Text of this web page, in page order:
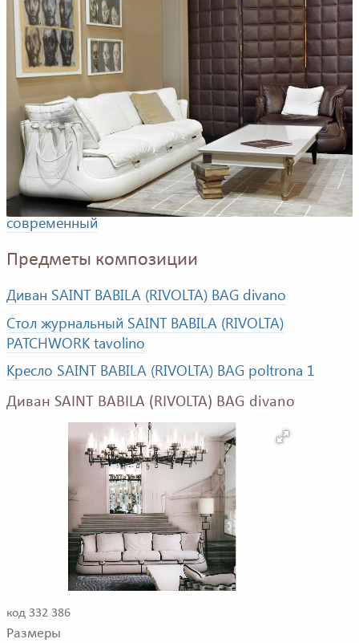
Композиция для гостиной комнаты. В композицию
входят: диван, кресло, журнальный столик,
Фабрика
SAINT BABILA (RIVOLTA)
Стили
современный
Предметы композиции
Диван SAINT BABILA (RIVOLTA) BAG divano
Стол журнальный SAINT BABILA (RIVOLTA)
PATCHWORK tavolino
Кресло SAINT BABILA (RIVOLTA) BAG poltrona 1
Диван SAINT BABILA (RIVOLTA) BAG divano
код 332 386
Размеры